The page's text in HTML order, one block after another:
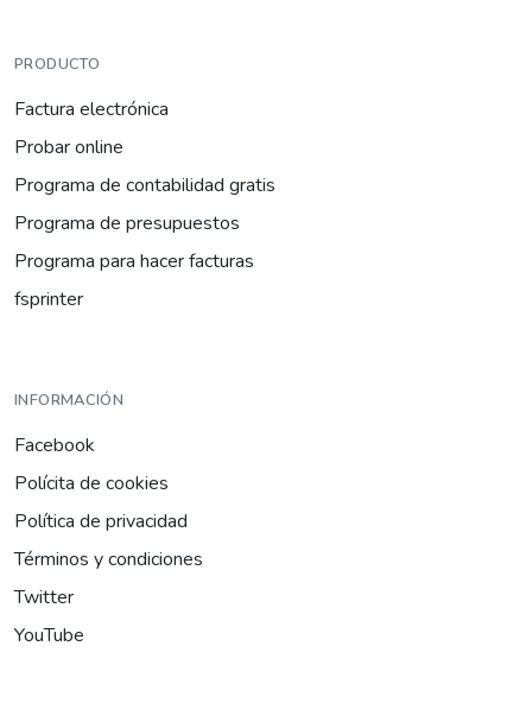
PRODUCTO
Factura electrónica
Probar online
Programa de contabilidad gratis
Programa de presupuestos
Programa para hacer facturas
fsprinter
INFORMACIÓN
Facebook
Polícita de cookies
Política de privacidad
Términos y condiciones
Twitter
YouTube